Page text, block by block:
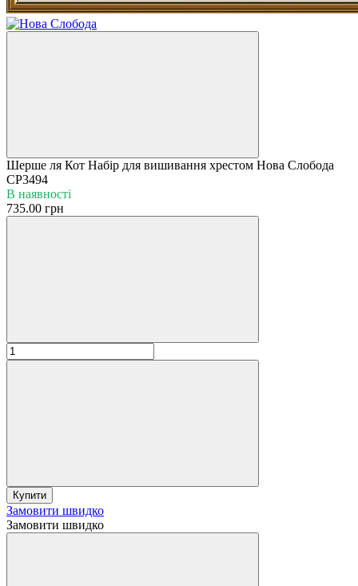
Шерше ля Кот Набір для вишивання хрестом Нова Слобода
СР3494
В наявності
735.00 грн
Купити
Замовити швидко
Замовити швидко